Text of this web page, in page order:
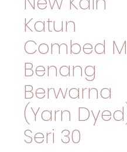
Katun
Combed
Benang
Berwarna
(Yarn
Seri 30